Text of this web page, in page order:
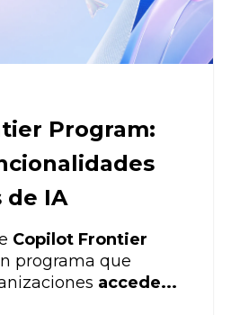
Program:
de IA
Copilot Frontier
programa que
accede...